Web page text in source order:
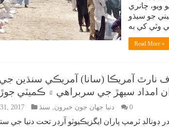
ويو، چانري
جو سيڌو
Read More »
نارٿ آمريڪا (سانا) آمريڪي سنڌين جي
امداد سيهڙ جي سربراهي ۾ ڪميٽي
2017 دنيا جهان جون خبرون, سنڌ 0
ڊونالڊ ٽرمپ پاران ايگزيڪيوٽو آرڊر تحت دنيا جي